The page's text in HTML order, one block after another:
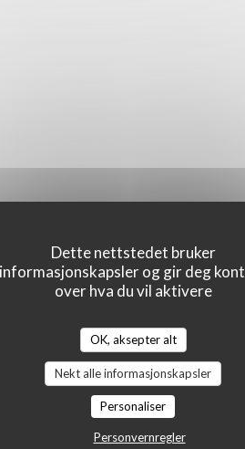
Dette nettstedet bruker
informasjonskapsler og gir deg
over hva du vil aktivere
OK, aksepter alt
Nekt alle informasjonskapsler
Personaliser
Personvernregler
quality_price:4/5